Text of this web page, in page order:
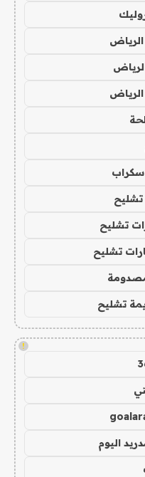
سكراب
تشليح
تشليح
تشليح
!
اليوم